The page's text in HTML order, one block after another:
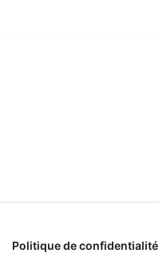
Politique de confidentialité